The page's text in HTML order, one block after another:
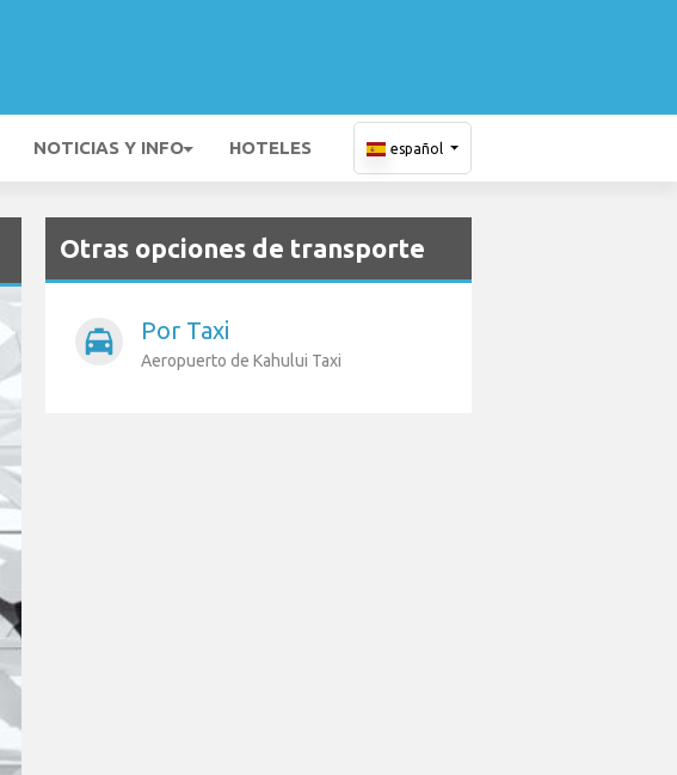
NOTICIAS Y INFO HOTELES español
Otras opciones de transporte
local_taxi Por Taxi
Aeropuerto de Kahului Taxi